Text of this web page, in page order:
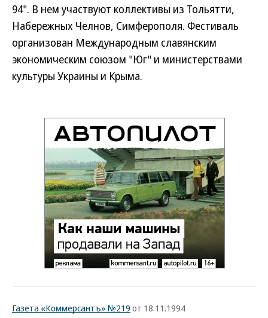
94". В нем участвуют коллективы из Тольятти,
Набережных Челнов, Симферополя. Фестиваль
организован Международным славянским
экономическим союзом "Юг" и министерствами
культуры Украины и Крыма.
Газета «Коммерсантъ» №219 от 18.11.1994